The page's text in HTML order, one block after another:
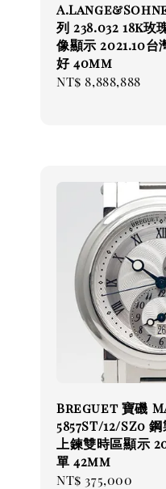
A.Lange&Sohne
列 238.032 18k玫
像顯示 2021.10台
好 40mm
Regular
NT$ 8,888,888
Breguet 寶磯
5857ST/12/SZ0
上鍊雙時區顯示
單 42mm
Regular
NT$ 375,000